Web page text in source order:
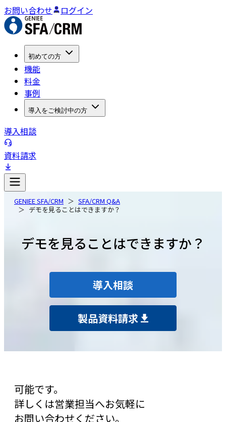
お問い合わせ ログイン
初めての方
機能
料金
事例
導入をご検討中の方
導入相談
資料請求
GENIEE SFA/CRM
SFA/CRM Q&A
デモを見ることはできますか？
デモを見ることはできますか？
導入相談
製品資料請求
可能です。
詳しくは営業担当へお気軽に
お問い合わせください。